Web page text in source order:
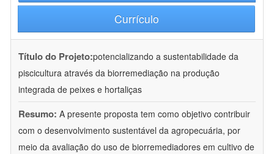
Currículo
Título do Projeto:potencializando a sustentabilidade da
piscicultura através da biorremediação na produção
integrada de peixes e hortaliças
Resumo: A presente proposta tem como objetivo contribuir
com o desenvolvimento sustentável da agropecuária, por
meio da avaliação do uso de biorremediadores em cultivo de